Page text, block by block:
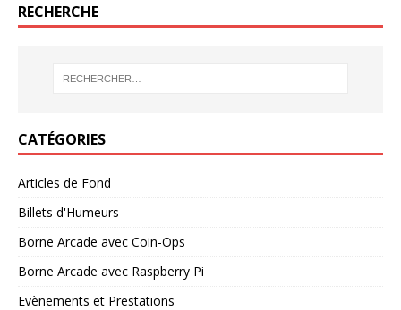
RECHERCHE
CATÉGORIES
Articles de Fond
Billets d'Humeurs
Borne Arcade avec Coin-Ops
Borne Arcade avec Raspberry Pi
Evènements et Prestations